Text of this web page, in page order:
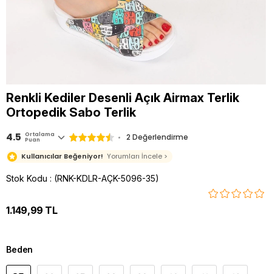
Renkli Kediler Desenli Açık Airmax Terlik
Ortopedik Sabo Terlik
4.5 Ortalama
Puan 2 Değerlendirme
Kullanıcılar Beğeniyor! Yorumları İncele >
Stok Kodu (RNK-KDLR-AÇK-5096-35)
1.149,99 TL
Beden